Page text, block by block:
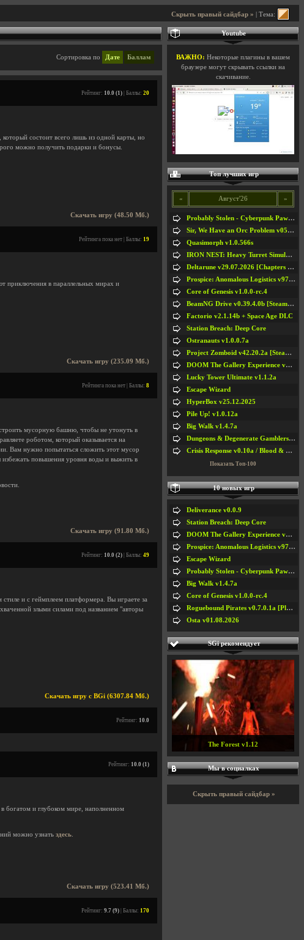
Скрыть правый сайдбар » | Тема:
Сортировка по Дате Баллам
Рейтинг: 10.0 (1) | Баллы: 20
, который состоит всего лишь из одной карты, но
можно получить подарки и бонусы.
Скачать игру (48.50 Мб.)
Рейтинга пока нет | Баллы: 19
приключения в параллельных мирах и
Скачать игру (235.09 Мб.)
Рейтинга пока нет | Баллы: 8
мусорную башню, чтобы не утонуть в
роботом, который оказывается на
Вам нужно попытаться сложить этот мусор
повышения уровня воды и выжить в
Скачать игру (91.80 Мб.)
Рейтинг: 10.0 (2) | Баллы: 49
и с геймплеем платформера. Вы играете за
злыми силами под названием "авторы
Скачать игру с BGi (6307.84 Мб.)
Рейтинг: 10.0
Рейтинг: 10.0 (1)
богатом и глубоком мире, наполненном
можно узнать здесь
Скачать игру (523.41 Мб.)
Рейтинг: 9.7 (9) | Баллы: 170
Youtube
ВАЖНО: Некоторые плагины в вашем
браузере могут скрывать ссылки на
скачивание.
Топ лучших игр
« Август'26 »
Probably Stolen - Cyberpunk Pawnshop Simulator v048c [Playtest]
Sir, We Have an Orc Problem v05.08.2026
Quasimorph v1.0.566s
IRON NEST: Heavy Turret Simulator v1.0a
Deltarune v29.07.2026 [Chapters 1-5] / + RUS [Chapters 1-5]
Prospice: Anomalous Logistics v97 [Playtest]
Core of Genesis v1.0.0-rc.4
BeamNG Drive v0.39.4.0b [Steam Early Access]
Factorio v2.1.14b + Space Age DLC
Station Breach: Deep Core
Ostranauts v1.0.0.7a
Project Zomboid v42.20.2a [Steam Early Access]
DOOM The Gallery Experience v1.4.2
Lucky Tower Ultimate v1.1.2a
Escape Wizard
HyperBox v25.12.2025
Pile Up! v1.0.12a
Big Walk v1.4.7a
Dungeons & Degenerate Gamblers v2.0.2a
Crisis Response v0.10a / Blood & Bullet
Показать Топ-100
10 новых игр
Deliverance v0.0.9
Station Breach: Deep Core
DOOM The Gallery Experience v1.4.2
Prospice: Anomalous Logistics v97 [Playtest]
Escape Wizard
Probably Stolen - Cyberpunk Pawnshop Simulator v048c [Playtest]
Big Walk v1.4.7a
Core of Genesis v1.0.0-rc.4
Roguebound Pirates v0.7.0.1a [Playtest]
Osta v01.08.2026
SGi рекомендует
The Forest v1.12
Мы в социалках
Скрыть правый сайдбар »